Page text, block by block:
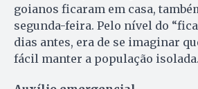
goianos ficaram em casa,
segunda-feira. Pelo nível do “fica
dias antes, era de se imaginar
fácil manter a população isolada.